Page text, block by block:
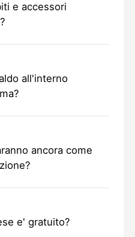
e accessori
all'interno
ancora come
e' gratuito?